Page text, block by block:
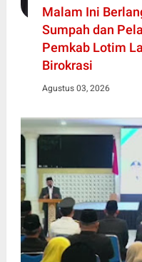
Malam Ini
Sumpah dan
Pemkab Lotim
Birokrasi
Agustus 03, 2026